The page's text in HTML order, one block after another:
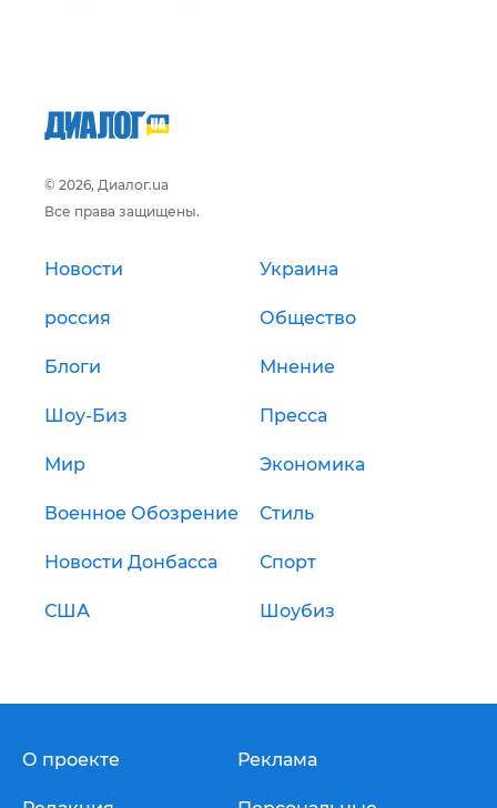
© 2026, Диалог.ua
Все права защищены.
Новости Украина
россия Общество
Блоги Мнение
Шоу-Биз Пресса
Мир Экономика
Военное Обозрение Стиль
Новости Донбасса Спорт
США Шоубиз
О проекте Реклама